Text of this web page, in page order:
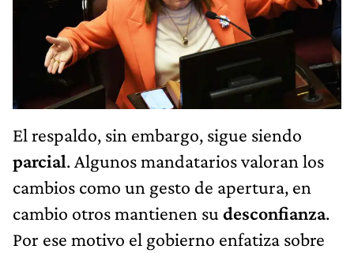
El respaldo, sin embargo, sigue siendo
parcial. Algunos mandatarios valoran los
cambios como un gesto de apertura, en
cambio otros mantienen su desconfianza.
Por ese motivo el gobierno enfatiza sobre